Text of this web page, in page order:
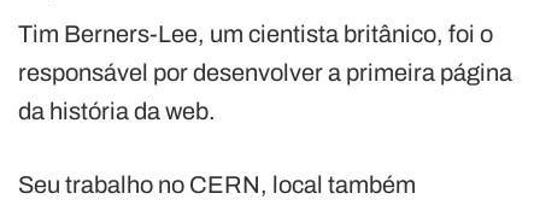
Tim Berners-Lee, um cientista britânico, foi o
responsável por desenvolver a primeira página
da história da web.
Seu trabalho no CERN, local também